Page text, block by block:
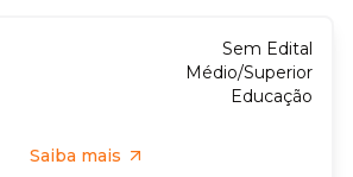
Sem Edital
Médio/Superior
Educação
Saiba mais